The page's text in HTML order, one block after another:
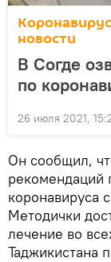
новости
В Согде
по
26 июля 2021,
Он сообщил,
рекомендаций
коронавируса
Методички
лечение во
Таджикистана